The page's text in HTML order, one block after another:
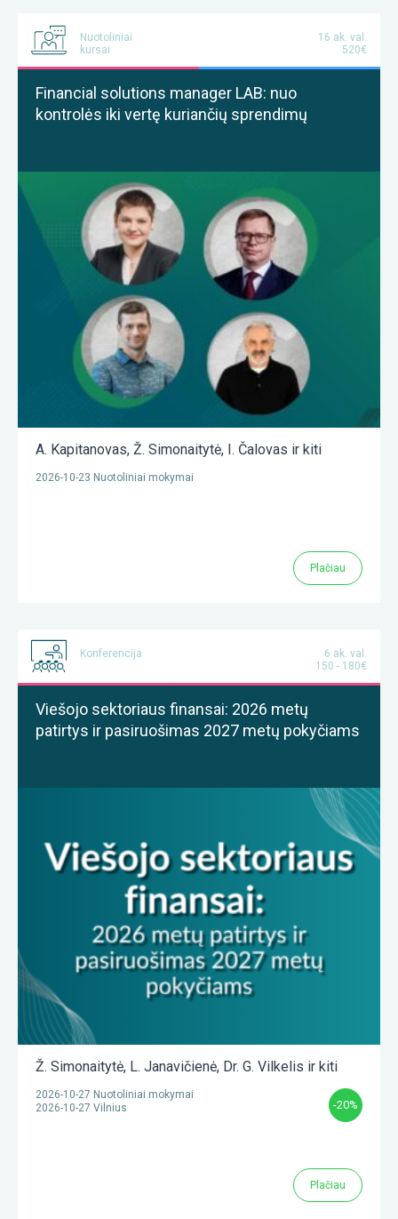
Nuotoliniai
kursai
16 ak. val.
520€
Financial solutions manager LAB: nuo
kontrolės iki vertę kuriančių sprendimų
A. Kapitanovas, Ž. Simonaitytė, I. Čalovas ir kiti
2026-10-23 Nuotoliniai mokymai
Plačiau
Konferencija
6 ak. val.
150 - 180€
Viešojo sektoriaus finansai: 2026 metų
patirtys ir pasiruošimas 2027 metų pokyčiams
Ž. Simonaitytė, L. Janavičienė, Dr. G. Vilkelis ir kiti
2026-10-27 Nuotoliniai mokymai
2026-10-27 Vilnius
-20%
Plačiau